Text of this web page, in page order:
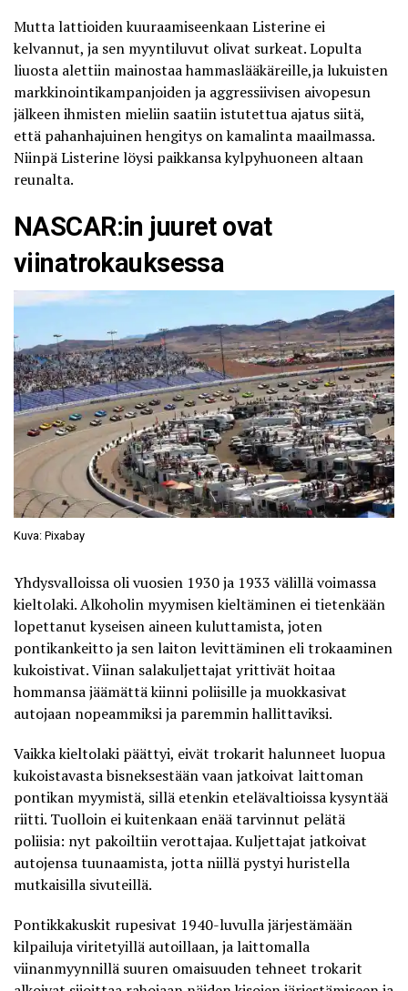
Mutta lattioiden kuuraamiseenkaan Listerine ei
kelvannut, ja sen myyntiluvut olivat surkeat. Lopulta
liuosta alettiin mainostaa hammaslääkäreille,ja lukuisten
markkinointikampanjoiden ja aggressiivisen aivopesun
jälkeen ihmisten mieliin saatiin istutettua ajatus siitä,
että pahanhajuinen hengitys on kamalinta maailmassa.
Niinpä Listerine löysi paikkansa kylpyhuoneen altaan
reunalta.
NASCAR:in juuret ovat
viinatrokauksessa
Kuva: Pixabay
Yhdysvalloissa oli vuosien 1930 ja 1933 välillä voimassa
kieltolaki. Alkoholin myymisen kieltäminen ei tietenkään
lopettanut kyseisen aineen kuluttamista, joten
pontikankeitto ja sen laiton levittäminen eli trokaaminen
kukoistivat. Viinan salakuljettajat yrittivät hoitaa
hommansa jäämättä kiinni poliisille ja muokkasivat
autojaan nopeammiksi ja paremmin hallittaviksi.
Vaikka kieltolaki päättyi, eivät trokarit halunneet luopua
kukoistavasta bisneksestään vaan jatkoivat laittoman
pontikan myymistä, sillä etenkin etelävaltioissa kysyntää
riitti. Tuolloin ei kuitenkaan enää tarvinnut pelätä
poliisia: nyt pakoiltiin verottajaa. Kuljettajat jatkoivat
autojensa tuunaamista, jotta niillä pystyi huristella
mutkaisilla sivuteillä.
Pontikkakuskit rupesivat 1940-luvulla järjestämään
kilpailuja viritetyillä autoillaan, ja laittomalla
viinanmyynnillä suuren omaisuuden tehneet trokarit